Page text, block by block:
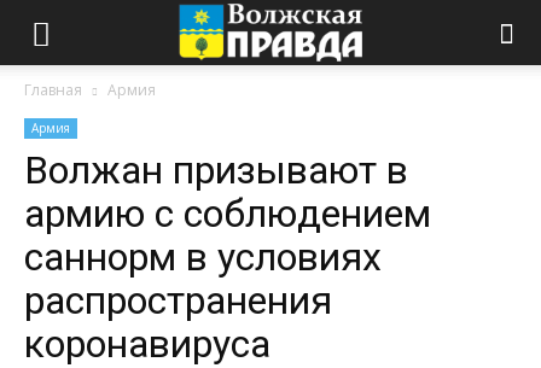
Главная Армия
Армия
Волжан призывают в
армию с соблюдением
саннорм в условиях
распространения
коронавируса